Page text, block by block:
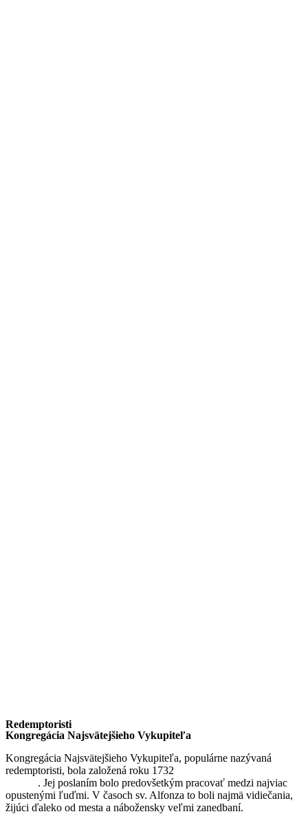
Redemptoristi
Kongregácia Najsvätejšieho Vykupiteľa
Kongregácia Najsvätejšieho Vykupiteľa, populárne nazývaná
redemptoristi, bola založená roku 1732
. Jej poslaním bolo predovšetkým pracovať medzi najviac
opustenými ľuďmi. V časoch sv. Alfonza to boli najmä vidiečania,
žijúci ďaleko od mesta a nábožensky veľmi zanedbaní.